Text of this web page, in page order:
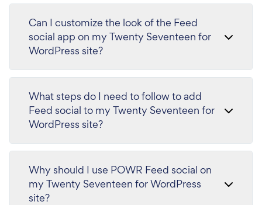
Can I customize the look of the Feed
social app on my Twenty Seventeen for
WordPress site?
What steps do I need to follow to add
Feed social to my Twenty Seventeen for
WordPress site?
Why should I use POWR Feed social on
my Twenty Seventeen for WordPress
site?